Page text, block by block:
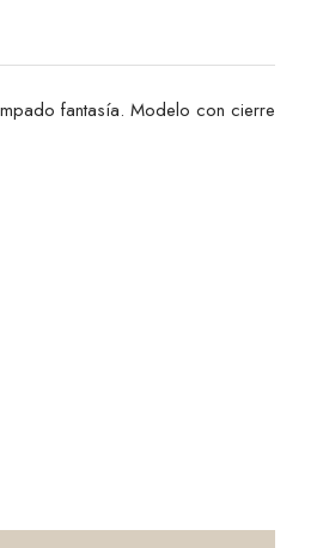
fantasía. Modelo con cierre